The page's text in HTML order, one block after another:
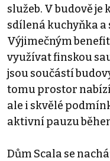
služeb. V budově je
sdílená kuchyňka a
Výjimečným
využívat finskou
jsou součástí
tomu prostor
ale i skvělé
aktivní pauzu
Dům Scala se